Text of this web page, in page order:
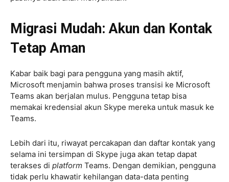
Migrasi Mudah: Akun dan Kontak
Tetap Aman
Kabar baik bagi para pengguna yang masih aktif,
Microsoft menjamin bahwa proses transisi ke Microsoft
Teams akan berjalan mulus. Pengguna tetap bisa
memakai kredensial akun Skype mereka untuk masuk ke
Teams.
Lebih dari itu, riwayat percakapan dan daftar kontak yang
selama ini tersimpan di Skype juga akan tetap dapat
terakses di platform Teams. Dengan demikian, pengguna
tidak perlu khawatir kehilangan data-data penting